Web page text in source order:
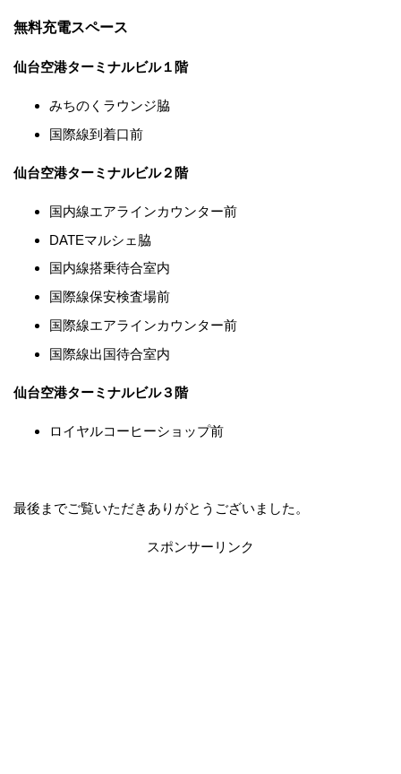
無料充電スペース
仙台空港ターミナルビル１階
みちのくラウンジ脇
国際線到着口前
仙台空港ターミナルビル２階
国内線エアラインカウンター前
DATEマルシェ脇
国内線搭乗待合室内
国際線保安検査場前
国際線エアラインカウンター前
国際線出国待合室内
仙台空港ターミナルビル３階
ロイヤルコーヒーショップ前
最後までご覧いただきありがとうございました。
スポンサーリンク